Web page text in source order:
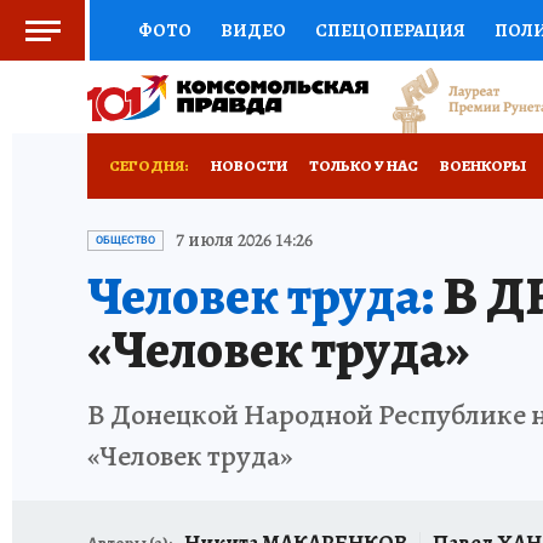
ФОТО ВИДЕО СПЕЦОПЕРАЦИЯ
СОЦПОДДЕРЖКА НАУКА СПОРТ
ГИД ПОТРЕБИТЕЛЯ ВСЕ О КП
СЕГОДНЯ: НОВОСТИ ТОЛЬКО У НАС ВОЕНКОРЫ
НОВОРОССИЯ
ОБЩЕСТВО 7 июля 2026 14:26
Человек труда:В
«Человек труда»
В Донецкой Народной Республике
«Человек труда»